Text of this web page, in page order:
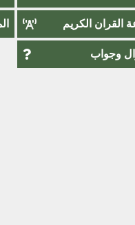
القران الكريم
وجواب